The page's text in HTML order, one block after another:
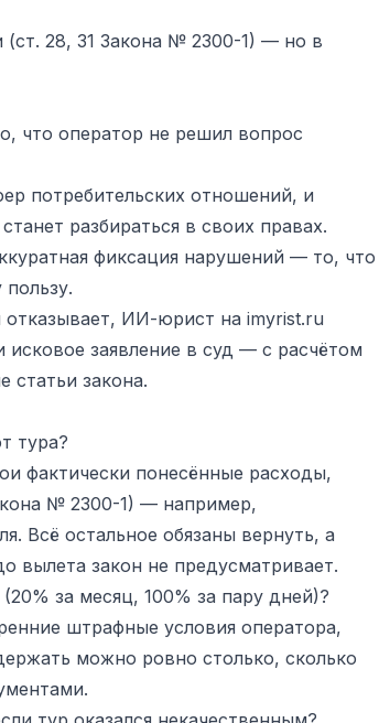
(ст. 28, 31 Закона № 2300-1) — но в
что оператор не решил вопрос
потребительских отношений, и
разбираться в своих правах.
фиксация нарушений — то, что
отказывает, ИИ-юрист на imyrist.ru
заявление в суд — с расчётом
статьи закона.
тура?
фактически понесённые расходы,
№ 2300-1) — например,
Всё остальное обязаны вернуть, а
вылета закон не предусматривает.
за месяц, 100% за пару дней)?
штрафные условия оператора,
можно ровно столько, сколько